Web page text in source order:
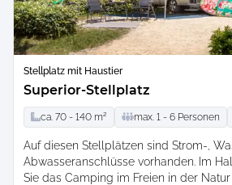
Stellplatz mit Haustier
Superior-Stellplatz
ca. 70 - 140 m² max. 1 - 6 Personen
Auf diesen Stellplätzen sind Strom-,
Abwasseranschlüsse vorhanden. Im
Sie das Camping im Freien in der